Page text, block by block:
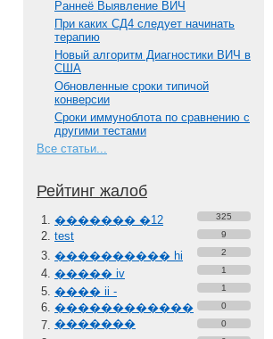
Paннеё Выявление ВИЧ
При каких СД4 следует начинать
терапию
Новый алгоритм Диагностики ВИЧ в
США
Обновленные сроки типичой
конверсии
Сроки иммуноблота по сравнению с
другими тестами
Все статьи...
Рейтинг жалоб
������� �12 325
test 9
���������� hi 2
����� iv 1
���� ii -
������������
�������
1
0
0